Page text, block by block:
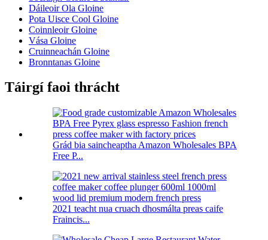
Dáileoir Ola Gloine
Pota Uisce Cool Gloine
Coinnleoir Gloine
Vása Gloine
Cruinneachán Gloine
Bronntanas Gloine
Táirgí faoi thrácht
Grád bia saincheaptha Amazon Wholesales BPA
Free P...
2021 teacht nua cruach dhosmálta preas caife
Fraincis...